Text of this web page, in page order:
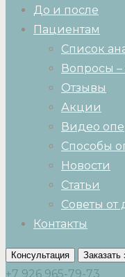
До и после
Пациентам
Список
Вопросы –
Отзывы
Акции
Видео
Способы
Новости
Статьи
Советы от
Контакты
Консультация Заказать
+7 926 965-79-73